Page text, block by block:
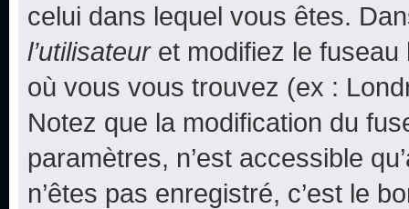
celui dans lequel vous êtes.
l’utilisateuret modifiez le fuseau
où vous vous trouvez (ex :
Notez que la modification du
paramètres, n’est accessible
n’êtes pas enregistré, c’est le